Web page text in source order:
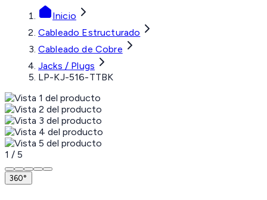
Inicio
Cableado Estructurado
Cableado de Cobre
Jacks / Plugs
LP-KJ-516-TTBK
1 / 5
360°